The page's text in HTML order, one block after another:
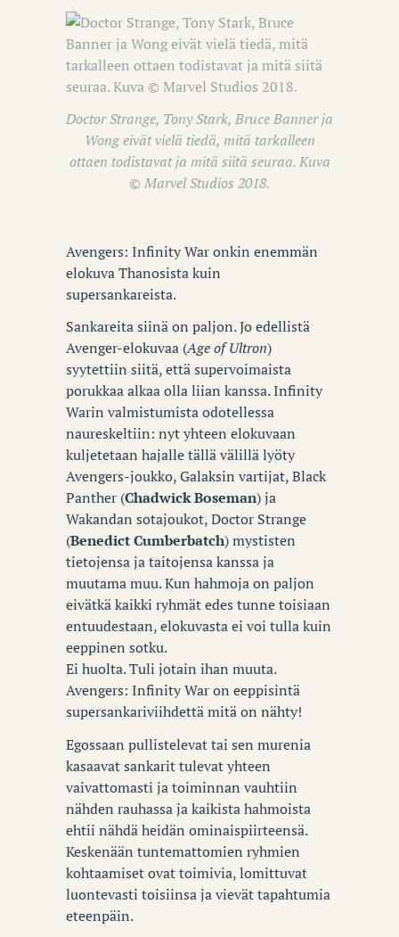
Doctor Strange, Tony Stark, Bruce Banner ja
Wong eivät vielä tiedä, mitä tarkalleen
ottaen todistavat ja mitä siitä seuraa. Kuva
© Marvel Studios 2018.
Avengers: Infinity War onkin enemmän
elokuva Thanosista kuin
supersankareista.
Sankareita siinä on paljon. Jo edellistä
Avenger-elokuvaa (Age of Ultron)
syytettiin siitä, että supervoimaista
porukkaa alkaa olla liian kanssa. Infinity
Warin valmistumista odotellessa
naureskeltiin: nyt yhteen elokuvaan
kuljetetaan hajalle tällä välillä lyöty
Avengers-joukko, Galaksin vartijat, Black
Panther (Chadwick Boseman) ja
Wakandan sotajoukot, Doctor Strange
(Benedict Cumberbatch) mystisten
tietojensa ja taitojensa kanssa ja
muutama muu. Kun hahmoja on paljon
eivätkä kaikki ryhmät edes tunne toisiaan
entuudestaan, elokuvasta ei voi tulla kuin
eeppinen sotku.
Ei huolta. Tuli jotain ihan muuta.
Avengers: Infinity War on eeppisintä
supersankariviihdettä mitä on nähty!
Egossaan pullistelevat tai sen murenia
kasaavat sankarit tulevat yhteen
vaivattomasti ja toiminnan vauhtiin
nähden rauhassa ja kaikista hahmoista
ehtii nähdä heidän ominaispiirteensä.
Keskenään tuntemattomien ryhmien
kohtaamiset ovat toimivia, lomittuvat
luontevasti toisiinsa ja vievät tapahtumia
eteenpäin.